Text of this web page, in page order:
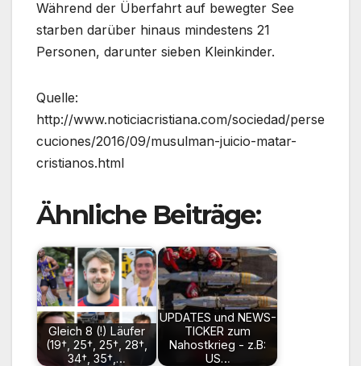
Während der Überfahrt auf bewegter See
starben darüber hinaus mindestens 21
Personen, darunter sieben Kleinkinder.
Quelle:
http://www.noticiacristiana.com/sociedad/perse
cuciones/2016/09/musulman-juicio-matar-
cristianos.html
Ähnliche Beiträge:
Gleich 8 (!) Läufer
(19†, 25†, 25†, 28†,
34†, 35†,…
UPDATES und NEWS-
TICKER zum
Nahostkrieg - z.B:
US…